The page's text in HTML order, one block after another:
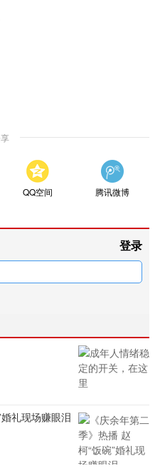
QQ空间 腾讯微博
登录
婚礼现场赚眼泪